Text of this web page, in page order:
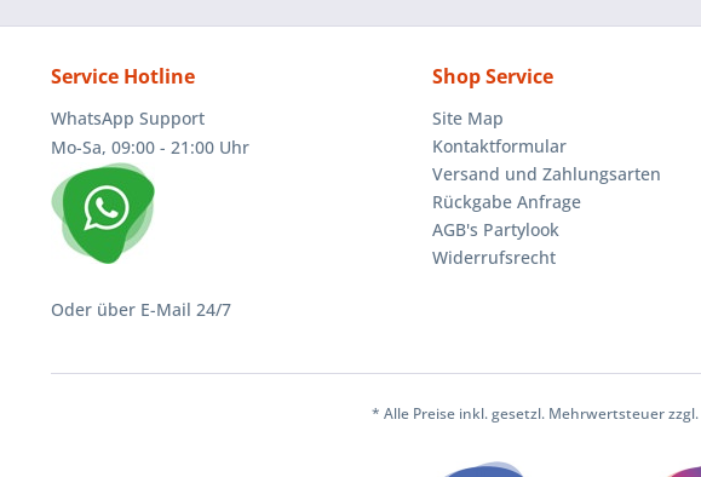
Service Hotline
WhatsApp Support
Mo-Sa, 09:00 - 21:00 Uhr
Oder über E-Mail 24/7
Shop Service
Site Map
Kontaktformular
Versand und Zahlungsarten
Rückgabe Anfrage
AGB's Partylook
Widerrufsrecht
* Alle Preise inkl. gesetzl. Mehrwertsteuer zzgl.